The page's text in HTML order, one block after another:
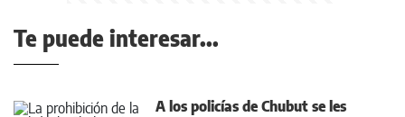
Te puede interesar...
A los policías de Chubut se les